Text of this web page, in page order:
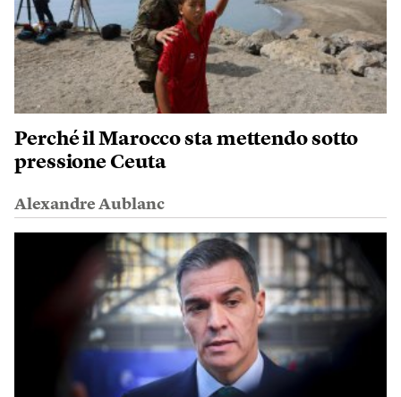
Perché il Marocco sta mettendo sotto
pressione Ceuta
Alexandre Aublanc